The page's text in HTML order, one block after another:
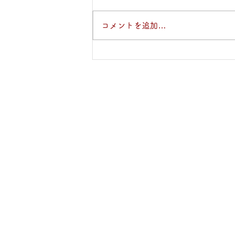
ガスの匂い、バナナの叩き売りを
やっているオジさんたちが、ねじ
コメントを追加…